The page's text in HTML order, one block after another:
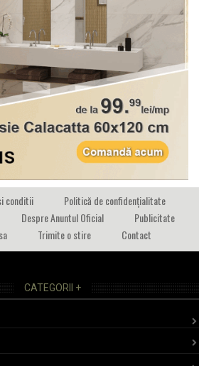
conditii
Politică de confidențialitate
Despre Anuntul Oficial
Publicitate
Trimite o stire Contact
CATEGORII +